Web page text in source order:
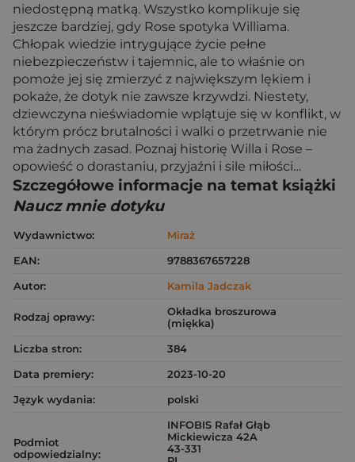
niedostępną matką. Wszystko komplikuje się
jeszcze bardziej, gdy Rose spotyka Williama.
Chłopak wiedzie intrygujące życie pełne
niebezpieczeństw i tajemnic, ale to właśnie on
pomoże jej się zmierzyć z największym lękiem i
pokaże, że dotyk nie zawsze krzywdzi. Niestety,
dziewczyna nieświadomie wplątuje się w konflikt, w
którym prócz brutalności i walki o przetrwanie nie
ma żadnych zasad. Poznaj historię Willa i Rose –
opowieść o dorastaniu, przyjaźni i sile miłości…
Szczegółowe informacje na temat książki
Naucz mnie dotyku
Wydawnictwo:
Miraż
EAN:
9788367657228
Autor:
Kamila Jadczak
Rodzaj oprawy:
Okładka broszurowa
(miękka)
Liczba stron:
384
Data premiery:
2023-10-20
Język wydania:
polski
Podmiot
odpowiedzialny:
INFOBIS Rafał Głąb
Mickiewicza 42A
43-331